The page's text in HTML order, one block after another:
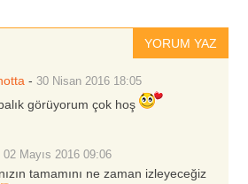
YORUM YAZ
- 30 Nisan 2016 18:05
görüyorum çok hoş
02 Mayıs 2016 09:06
tamamını ne zaman izleyeceğiz